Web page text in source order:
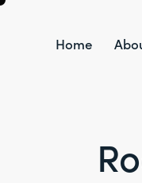
Home